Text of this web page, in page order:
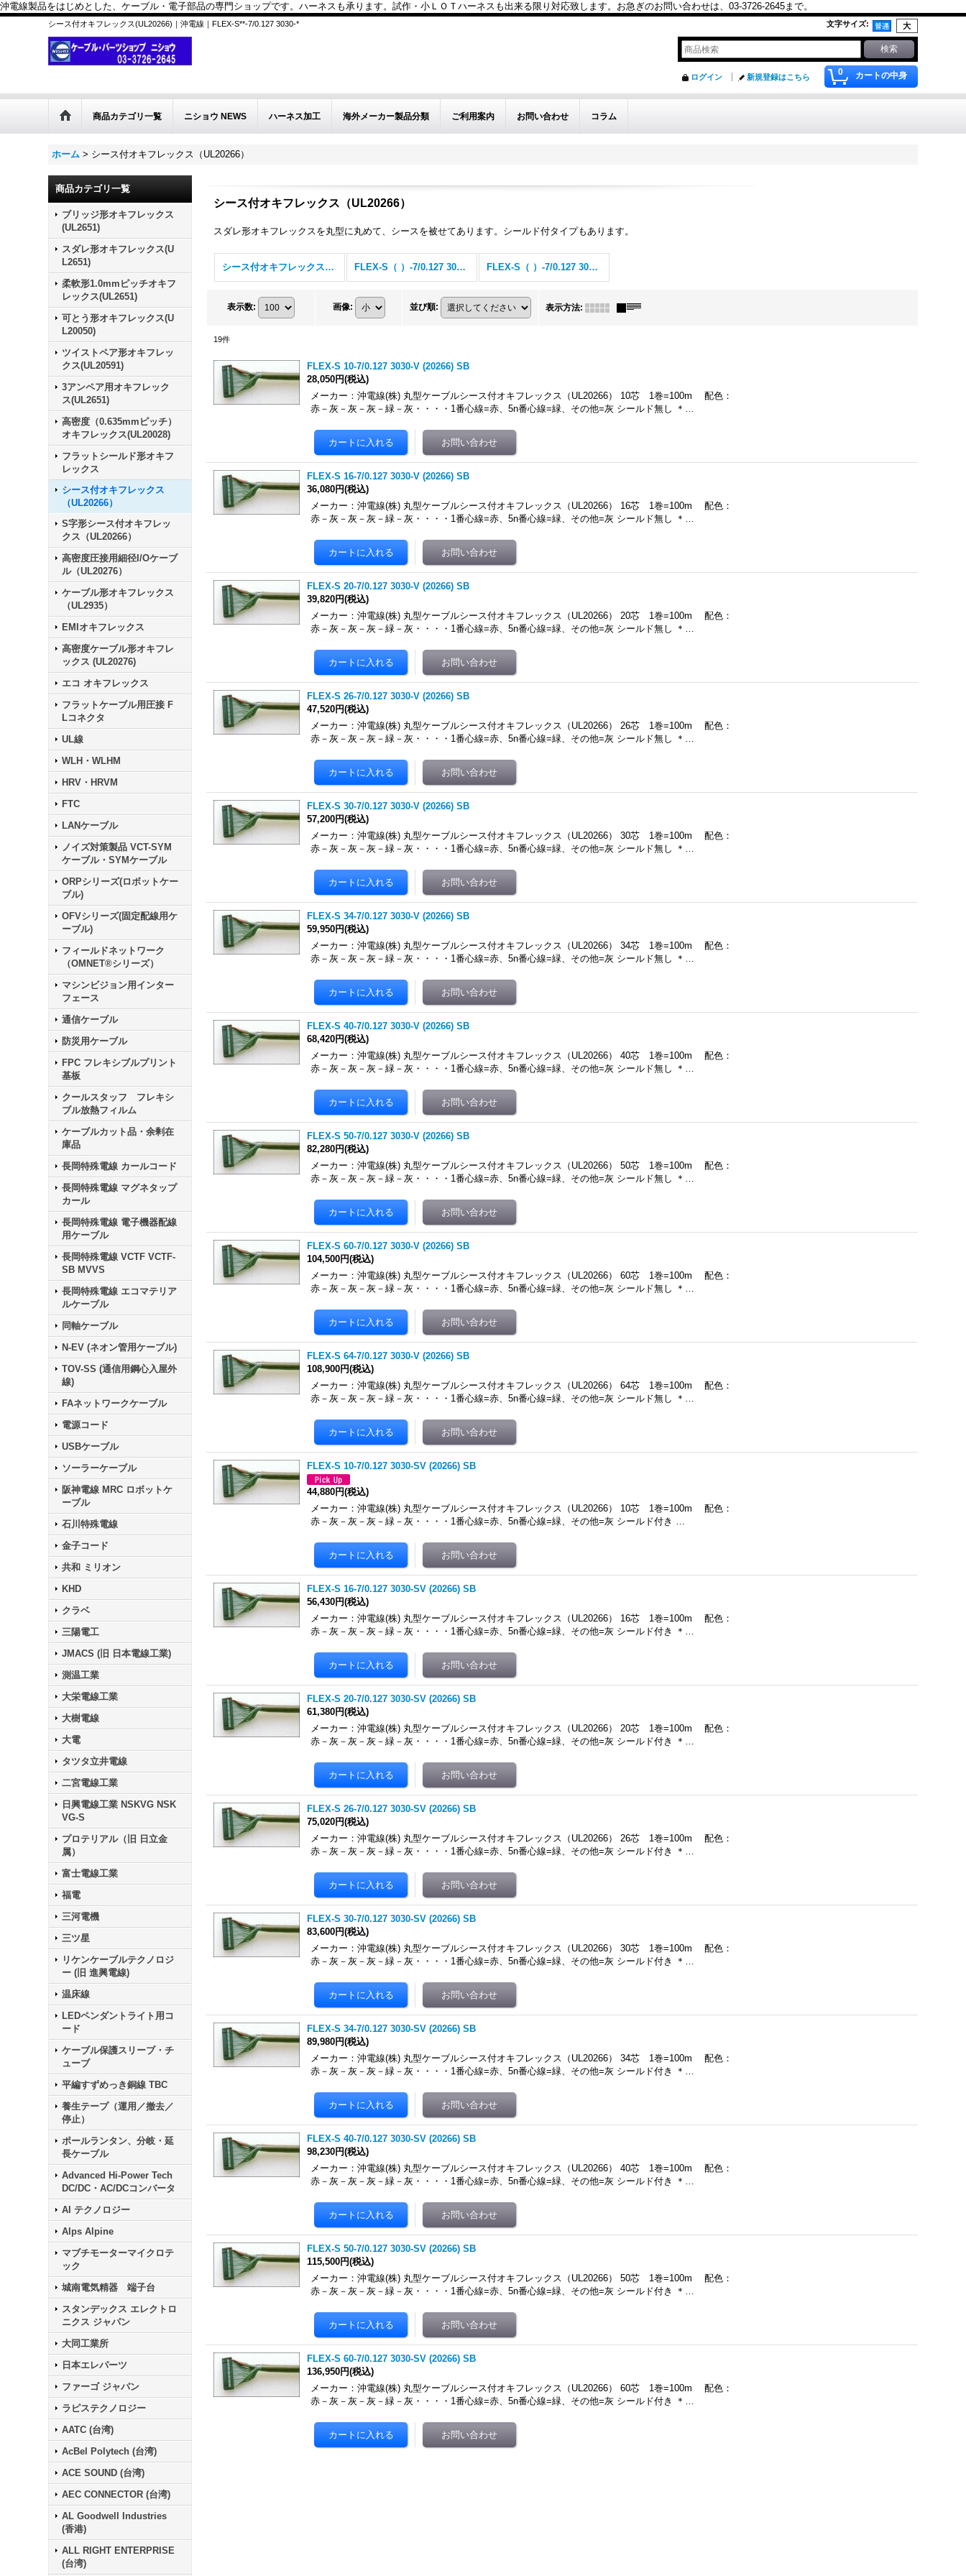
沖電線製品をはじめとした、ケーブル・電子部品の専門ショップです。ハーネスも承ります。試作・小ＬＯＴハーネスも出来る限り対応致します。お急ぎのお問い合わせは、03-3726-2645まで。
シース付オキフレックス(UL20266)｜沖電線｜FLEX-S**-7/0.127 3030-* 文字サイズ:
0 カートの中身
ログイン 新規登録はこちら
商品カテゴリ一覧 ニショウ NEWS ハーネス加工 海外メーカー製品分類 ご利用案内 お問い合わせ コラム
ホーム > シース付オキフレックス（UL20266）
商品カテゴリ一覧
ブリッジ形オキフレックス
(UL2651)
スダレ形オキフレックス(U
L2651)
柔軟形1.0mmピッチオキフ
レックス(UL2651)
可とう形オキフレックス(U
L20050)
ツイストペア形オキフレッ
クス(UL20591)
3アンペア用オキフレック
ス(UL2651)
高密度（0.635mmピッチ）
オキフレックス(UL20028)
フラットシールド形オキフ
レックス
シース付オキフレックス
（UL20266）
S字形シース付オキフレッ
クス（UL20266）
高密度圧接用細径I/Oケーブ
ル（UL20276）
ケーブル形オキフレックス
（UL2935）
EMIオキフレックス
高密度ケーブル形オキフレ
ックス (UL20276)
エコ オキフレックス
フラットケーブル用圧接 F
Lコネクタ
UL線
WLH・WLHM
HRV・HRVM
FTC
LANケーブル
ノイズ対策製品 VCT-SYM
ケーブル・SYMケーブル
ORPシリーズ(ロボットケー
ブル)
OFVシリーズ(固定配線用ケ
ーブル)
フィールドネットワーク
（OMNET®シリーズ）
マシンビジョン用インター
フェース
通信ケーブル
防災用ケーブル
FPC フレキシブルプリント
基板
クールスタッフ フレキシ
ブル放熱フィルム
ケーブルカット品・余剰在
庫品
長岡特殊電線 カールコード
長岡特殊電線 マグネタップ
カール
長岡特殊電線 電子機器配線
用ケーブル
長岡特殊電線 VCTF VCTF-
SB MVVS
長岡特殊電線 エコマテリア
ルケーブル
同軸ケーブル
N-EV (ネオン管用ケーブル)
TOV-SS (通信用鋼心入屋外
線)
FAネットワークケーブル
電源コード
USBケーブル
ソーラーケーブル
阪神電線 MRC ロボットケ
ーブル
石川特殊電線
金子コード
共和 ミリオン
KHD
クラベ
三陽電工
JMACS (旧 日本電線工業)
測温工業
大栄電線工業
大樹電線
大電
タツタ立井電線
二宮電線工業
日興電線工業 NSKVG NSK
VG-S
プロテリアル（旧 日立金
属）
富士電線工業
福電
三河電機
三ツ星
リケンケーブルテクノロジ
ー (旧 進興電線)
温床線
LEDペンダントライト用コ
ード
ケーブル保護スリーブ・チ
ューブ
平編すずめっき銅線 TBC
養生テープ（運用／撤去／
停止）
ポールランタン、分岐・延
長ケーブル
Advanced Hi-Power Tech
DC/DC・AC/DCコンバータ
AI テクノロジー
Alps Alpine
マブチモーターマイクロテ
ック
城南電気精器 端子台
スタンデックス エレクトロ
ニクス ジャパン
大同工業所
日本エレパーツ
ファーゴ ジャパン
ラピステクノロジー
AATC (台湾)
AcBel Polytech (台湾)
ACE SOUND (台湾)
AEC CONNECTOR (台湾)
AL Goodwell Industries
(香港)
ALL RIGHT ENTERPRISE
(台湾)
シース付オキフレックス（UL20266）
スダレ形オキフレックスを丸型に丸めて、シースを被せてあります。シールド付タイプもあります。
シース付オキフレックス（UL20266） (全商品) FLEX-S（ ）-7/0.127 3030-V （20266） SB FLEX-S（ ）-7/0.127 3030-SV （20266） SB
表示数: 画像: 並び順: 表示方法:
19件
FLEX-S 10-7/0.127 3030-V (20266) SB
28,050円(税込)
メーカー：沖電線(株) 丸型ケーブルシース付オキフレックス（UL20266） 10芯 1巻=100m 配色：
赤－灰－灰－灰－緑－灰・・・・1番心線=赤、5n番心線=緑、その他=灰 シールド無し ＊…
FLEX-S 16-7/0.127 3030-V (20266) SB
36,080円(税込)
メーカー：沖電線(株) 丸型ケーブルシース付オキフレックス（UL20266） 16芯 1巻=100m 配色：
赤－灰－灰－灰－緑－灰・・・・1番心線=赤、5n番心線=緑、その他=灰 シールド無し ＊…
FLEX-S 20-7/0.127 3030-V (20266) SB
39,820円(税込)
メーカー：沖電線(株) 丸型ケーブルシース付オキフレックス（UL20266） 20芯 1巻=100m 配色：
赤－灰－灰－灰－緑－灰・・・・1番心線=赤、5n番心線=緑、その他=灰 シールド無し ＊…
FLEX-S 26-7/0.127 3030-V (20266) SB
47,520円(税込)
メーカー：沖電線(株) 丸型ケーブルシース付オキフレックス（UL20266） 26芯 1巻=100m 配色：
赤－灰－灰－灰－緑－灰・・・・1番心線=赤、5n番心線=緑、その他=灰 シールド無し ＊…
FLEX-S 30-7/0.127 3030-V (20266) SB
57,200円(税込)
メーカー：沖電線(株) 丸型ケーブルシース付オキフレックス（UL20266） 30芯 1巻=100m 配色：
赤－灰－灰－灰－緑－灰・・・・1番心線=赤、5n番心線=緑、その他=灰 シールド無し ＊…
FLEX-S 34-7/0.127 3030-V (20266) SB
59,950円(税込)
メーカー：沖電線(株) 丸型ケーブルシース付オキフレックス（UL20266） 34芯 1巻=100m 配色：
赤－灰－灰－灰－緑－灰・・・・1番心線=赤、5n番心線=緑、その他=灰 シールド無し ＊…
FLEX-S 40-7/0.127 3030-V (20266) SB
68,420円(税込)
メーカー：沖電線(株) 丸型ケーブルシース付オキフレックス（UL20266） 40芯 1巻=100m 配色：
赤－灰－灰－灰－緑－灰・・・・1番心線=赤、5n番心線=緑、その他=灰 シールド無し ＊…
FLEX-S 50-7/0.127 3030-V (20266) SB
82,280円(税込)
メーカー：沖電線(株) 丸型ケーブルシース付オキフレックス（UL20266） 50芯 1巻=100m 配色：
赤－灰－灰－灰－緑－灰・・・・1番心線=赤、5n番心線=緑、その他=灰 シールド無し ＊…
FLEX-S 60-7/0.127 3030-V (20266) SB
104,500円(税込)
メーカー：沖電線(株) 丸型ケーブルシース付オキフレックス（UL20266） 60芯 1巻=100m 配色：
赤－灰－灰－灰－緑－灰・・・・1番心線=赤、5n番心線=緑、その他=灰 シールド無し ＊…
FLEX-S 64-7/0.127 3030-V (20266) SB
108,900円(税込)
メーカー：沖電線(株) 丸型ケーブルシース付オキフレックス（UL20266） 64芯 1巻=100m 配色：
赤－灰－灰－灰－緑－灰・・・・1番心線=赤、5n番心線=緑、その他=灰 シールド無し ＊…
FLEX-S 10-7/0.127 3030-SV (20266) SB
44,880円(税込)
メーカー：沖電線(株) 丸型ケーブルシース付オキフレックス（UL20266） 10芯 1巻=100m 配色：
赤－灰－灰－灰－緑－灰・・・・1番心線=赤、5n番心線=緑、その他=灰 シールド付き …
FLEX-S 16-7/0.127 3030-SV (20266) SB
56,430円(税込)
メーカー：沖電線(株) 丸型ケーブルシース付オキフレックス（UL20266） 16芯 1巻=100m 配色：
赤－灰－灰－灰－緑－灰・・・・1番心線=赤、5n番心線=緑、その他=灰 シールド付き ＊…
FLEX-S 20-7/0.127 3030-SV (20266) SB
61,380円(税込)
メーカー：沖電線(株) 丸型ケーブルシース付オキフレックス（UL20266） 20芯 1巻=100m 配色：
赤－灰－灰－灰－緑－灰・・・・1番心線=赤、5n番心線=緑、その他=灰 シールド付き ＊…
FLEX-S 26-7/0.127 3030-SV (20266) SB
75,020円(税込)
メーカー：沖電線(株) 丸型ケーブルシース付オキフレックス（UL20266） 26芯 1巻=100m 配色：
赤－灰－灰－灰－緑－灰・・・・1番心線=赤、5n番心線=緑、その他=灰 シールド付き ＊…
FLEX-S 30-7/0.127 3030-SV (20266) SB
83,600円(税込)
メーカー：沖電線(株) 丸型ケーブルシース付オキフレックス（UL20266） 30芯 1巻=100m 配色：
赤－灰－灰－灰－緑－灰・・・・1番心線=赤、5n番心線=緑、その他=灰 シールド付き ＊…
FLEX-S 34-7/0.127 3030-SV (20266) SB
89,980円(税込)
メーカー：沖電線(株) 丸型ケーブルシース付オキフレックス（UL20266） 34芯 1巻=100m 配色：
赤－灰－灰－灰－緑－灰・・・・1番心線=赤、5n番心線=緑、その他=灰 シールド付き ＊…
FLEX-S 40-7/0.127 3030-SV (20266) SB
98,230円(税込)
メーカー：沖電線(株) 丸型ケーブルシース付オキフレックス（UL20266） 40芯 1巻=100m 配色：
赤－灰－灰－灰－緑－灰・・・・1番心線=赤、5n番心線=緑、その他=灰 シールド付き ＊…
FLEX-S 50-7/0.127 3030-SV (20266) SB
115,500円(税込)
メーカー：沖電線(株) 丸型ケーブルシース付オキフレックス（UL20266） 50芯 1巻=100m 配色：
赤－灰－灰－灰－緑－灰・・・・1番心線=赤、5n番心線=緑、その他=灰 シールド付き ＊…
FLEX-S 60-7/0.127 3030-SV (20266) SB
136,950円(税込)
メーカー：沖電線(株) 丸型ケーブルシース付オキフレックス（UL20266） 60芯 1巻=100m 配色：
赤－灰－灰－灰－緑－灰・・・・1番心線=赤、5n番心線=緑、その他=灰 シールド付き ＊…